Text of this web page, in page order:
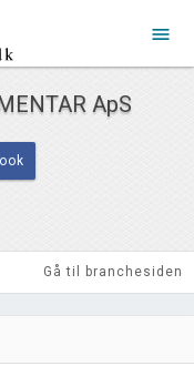
menu
ApS
Gå til branchesiden